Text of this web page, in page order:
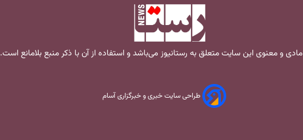
و معنوی این سایت متعلق به رستانیوز می‌باشد و استفاده از آن با ذکر منبع بلامانع است.
طراحی سایت خبری و خبرگزاری آسام